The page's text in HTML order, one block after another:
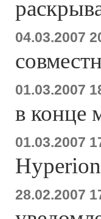
04.03.2007
01.03.2007
в конце
01.03.2007
28.02.2007